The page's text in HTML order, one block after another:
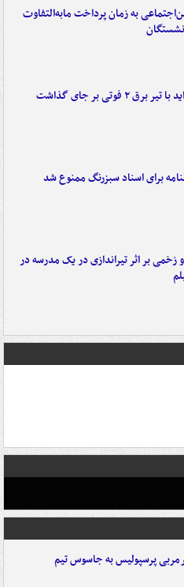
به زمان پرداخت مابه‌التفاوت
برق ۲ فوتی بر جای گذاشت
برای اسناد سبزرنگ ممنوع شد
و زخمی بر اثر تیراندازی در یک مدرسه در
پرسپولیس به جاسوس تیم